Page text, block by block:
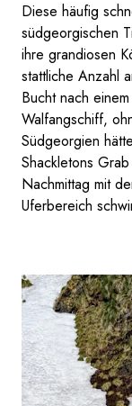
Diese häufig
südgeorgischen
ihre grandiosen
stattliche Anzahl
Bucht nach
Walfangschiff,
Südgeorgien
Shackletons
Nachmittag mit
Uferbereich